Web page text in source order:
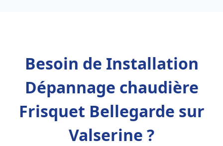
Besoin de Installation
Dépannage chaudière
Frisquet Bellegarde sur
Valserine ?